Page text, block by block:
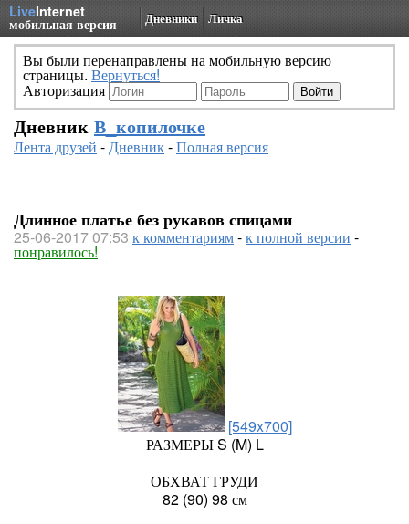
LiveInternet
мобильная версия Дневники Личка
Вы были перенаправлены на мобильную версию
страницы. Вернуться!
Авторизация
Дневник В_копилочке
Лента друзей -Дневник-Полная версия
Длинное платье без рукавов спицами
25-06-2017 07:53 к комментариям-к полной версии -
понравилось!
[549x700]
РАЗМЕРЫ S (M) L
ОБХВАТ ГРУДИ
82 (90) 98 см